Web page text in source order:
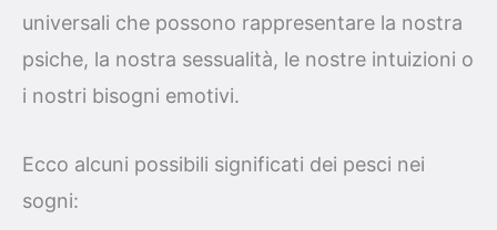
universali che possono rappresentare la nostra
psiche, la nostra sessualità, le nostre intuizioni o
i nostri bisogni emotivi.
Ecco alcuni possibili significati dei pesci nei
sogni: